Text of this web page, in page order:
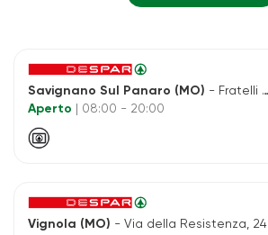
Savignano Sul Panaro (MO) - Fratelli cervi, 80
Aperto
| 08:00 - 20:00
Vignola (MO) - Via della Resistenza, 24